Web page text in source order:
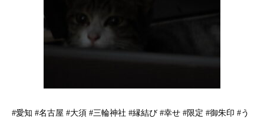
#愛知 #名古屋 #大須 #三輪神社 #縁結び #幸せ #限定 #御朱印 #う